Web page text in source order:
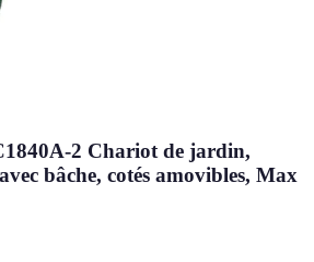
2 Chariot de jardin,
bâche, cotés amovibles, Max